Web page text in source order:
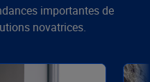
importantes de
novatrices.